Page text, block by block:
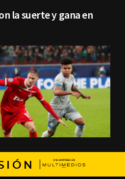
la suerte y gana en